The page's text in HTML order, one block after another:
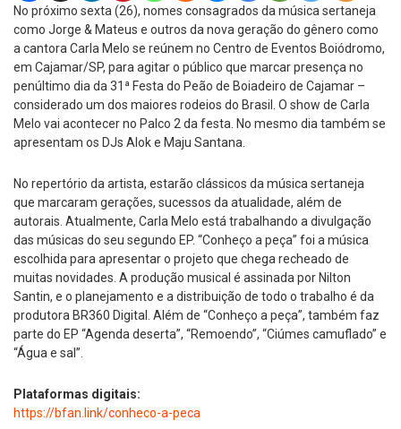
No próximo sexta (26), nomes consagrados da música sertaneja
como Jorge & Mateus e outros da nova geração do gênero como
a cantora Carla Melo se reúnem no Centro de Eventos Boiódromo,
em Cajamar/SP, para agitar o público que marcar presença no
penúltimo dia da 31ª Festa do Peão de Boiadeiro de Cajamar –
considerado um dos maiores rodeios do Brasil. O show de Carla
Melo vai acontecer no Palco 2 da festa. No mesmo dia também se
apresentam os DJs Alok e Maju Santana.
No repertório da artista, estarão clássicos da música sertaneja
que marcaram gerações, sucessos da atualidade, além de
autorais. Atualmente, Carla Melo está trabalhando a divulgação
das músicas do seu segundo EP. “Conheço a peça” foi a música
escolhida para apresentar o projeto que chega recheado de
muitas novidades. A produção musical é assinada por Nilton
Santin, e o planejamento e a distribuição de todo o trabalho é da
produtora BR360 Digital. Além de “Conheço a peça”, também faz
parte do EP “Agenda deserta”, “Remoendo”, “Ciúmes camuflado” e
“Água e sal”.
Plataformas digitais:
https://bfan.link/conheco-a-peca